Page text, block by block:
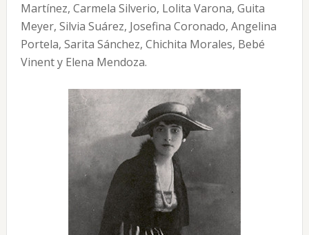
Martínez, Carmela Silverio, Lolita Varona, Guita
Meyer, Silvia Suárez, Josefina Coronado, Angelina
Portela, Sarita Sánchez, Chichita Morales, Bebé
Vinent y Elena Mendoza.